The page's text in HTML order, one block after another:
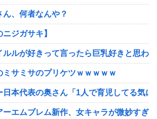
、何者なんや？
ジガサキ】
ルルが好きって言ったら巨乳好きと思わ
ミサミサのプリケツｗｗｗｗｗ
日本代表の奥さん「1人で育児してる気
ーエムブレム新作、女キャラが微妙すぎ